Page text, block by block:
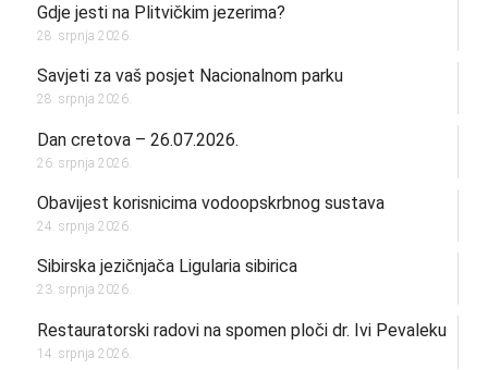
Gdje jesti na Plitvičkim jezerima?
28. srpnja 2026.
Savjeti za vaš posjet Nacionalnom parku
28. srpnja 2026.
Dan cretova – 26.07.2026.
26. srpnja 2026.
Obavijest korisnicima vodoopskrbnog sustava
24. srpnja 2026.
Sibirska jezičnjača Ligularia sibirica
23. srpnja 2026.
Restauratorski radovi na spomen ploči dr. Ivi Pevaleku
14. srpnja 2026.